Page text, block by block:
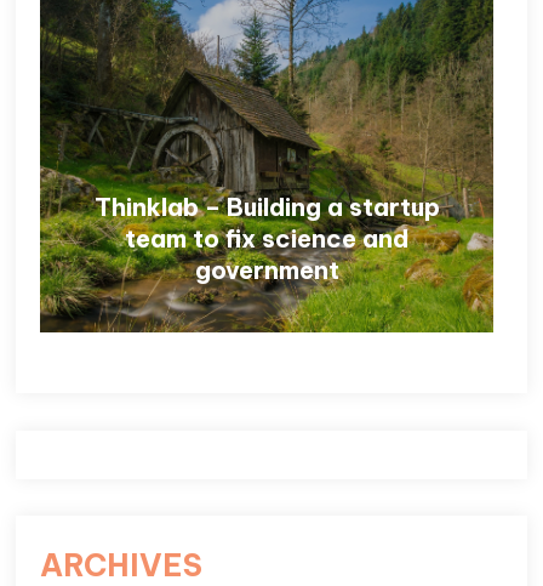
Thinklab – Building a startup
team to fix science and
government
ARCHIVES